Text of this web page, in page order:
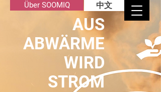
Über SOOMIQ 中文
AUS
ABWÄRME
WIRD
STROM